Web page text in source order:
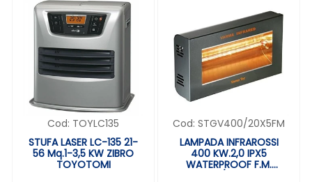
Cod: TOYLC135
STUFA LASER LC-135 21-
56 Mq.1-3,5 KW ZIBRO
TOYOTOMI
Cod: STGV400/20X5FM
LAMPADA INFRAROSSI
400 KW.2,0 IPX5
WATERPROOF F.M.